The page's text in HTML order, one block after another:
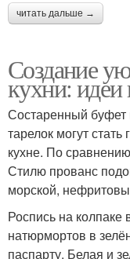
читать дальше →
Создание
кухни: идеи
Состаренный буфет
тарелок могут
кухне. По
Стилю прованс
морской,
Роспись на колпаке
натюрмортов в
паспарту. Белая и